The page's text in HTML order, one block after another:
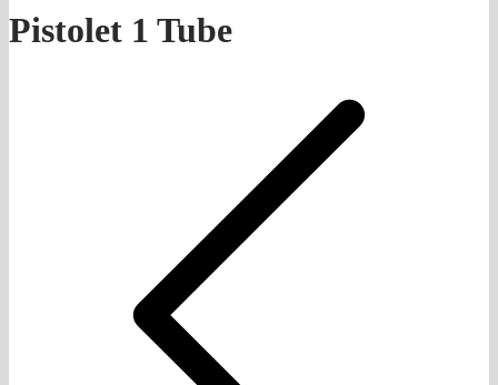
Pistolet 1 Tube